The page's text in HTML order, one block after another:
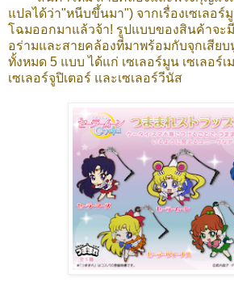
แปลได้ว่า"หนีบขึ้นมา") จากเรื่องเซเลอ
โฉมออกมาแล้วจ้า! รูปแบบของสินค้าจะ
อร่ามและสายคล้องที่มาพร้อมกับจุกเสีย
ทั้งหมด 5 แบบ ได้แก่ เซเลอร์มูน เซเลอร์เ
เซเลอร์จูปิเตอร์ และเซเลอร์วีนัส